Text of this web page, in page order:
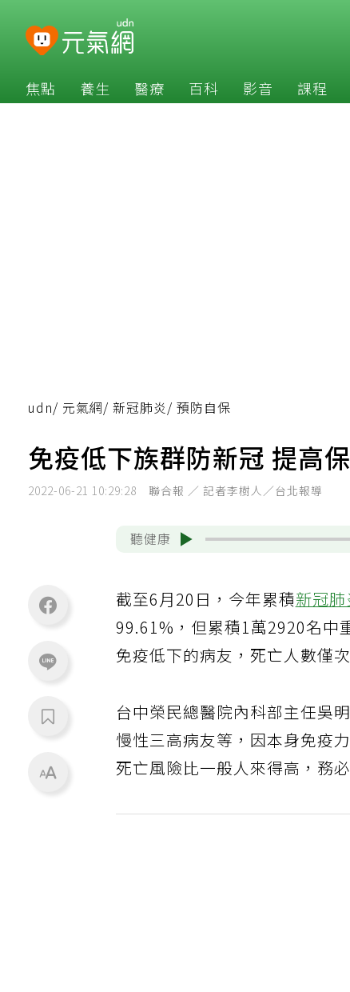
焦點 養生 醫療 百科 影音 課程
udn/ 元氣網/ 新冠肺炎/ 預防自保
免疫低下族群防新冠 提高
2022-06-21 10:29:28 聯合報 ／ 記者李樹人／台北報導
聽健康
截至6月20日，今年累積新冠
99.61%，但累積1萬2920名中
免疫低下的病友，死亡人數僅
台中榮民總醫院內科部主任吳
慢性三高病友等，因本身免疫
死亡風險比一般人來得高，務